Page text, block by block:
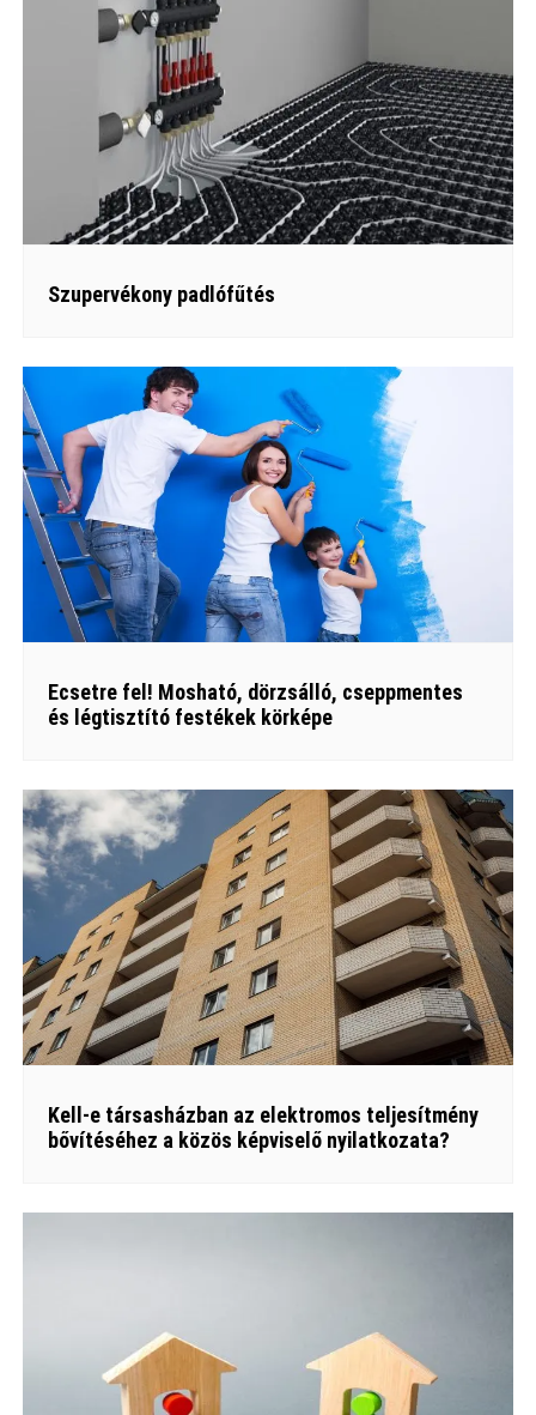
Szupervékony padlófűtés
Ecsetre fel! Mosható, dörzsálló, cseppmentes
és légtisztító festékek körképe
Kell-e társasházban az elektromos teljesítmény
bővítéséhez a közös képviselő nyilatkozata?